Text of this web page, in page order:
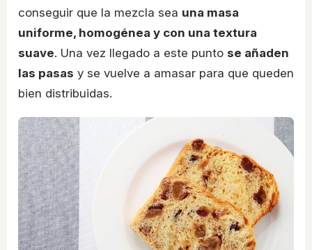
conseguir que la mezcla sea una masa
uniforme, homogénea y con una textura
suave. Una vez llegado a este punto se añaden
las pasas y se vuelve a amasar para que queden
bien distribuidas.